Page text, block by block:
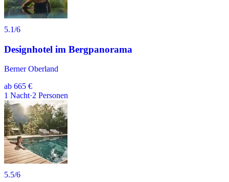
5.1/6
Designhotel im Bergpanorama
Berner Oberland
ab 665 €
1 Nacht·2 Personen
5.5/6